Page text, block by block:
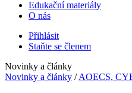
Edukační materiály
O nás
Přihlásit
Staňte se členem
Novinky a články
Novinky a články / AOECS,